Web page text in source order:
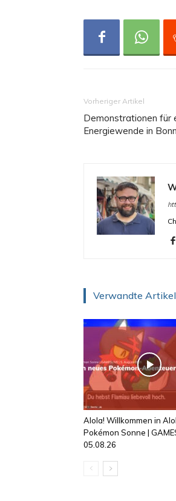
Vorheriger Artikel
Demonstrationen für
Energiewende in Bonn
Verwandte Artikel
Alola! Willkommen in
Pokémon Sonne |
05.08.26